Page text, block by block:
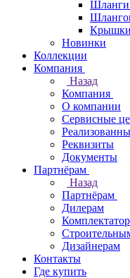
Шланги
Крышки
Новинки
Коллекции
Компания
Назад
Компания
О компании
Сервисные
Реквизиты
Документы
Партнёрам
Назад
Партнёрам
Дилерам
Дизайнерам
Контакты
Где купить